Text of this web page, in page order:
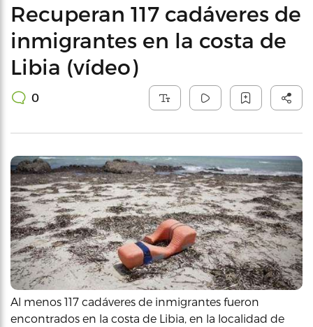
Recuperan 117 cadáveres de
inmigrantes en la costa de
Libia (vídeo)
0
Al menos 117 cadáveres de inmigrantes fueron
encontrados en la costa de Libia, en la localidad de